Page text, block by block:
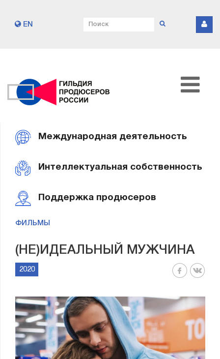
EN
Международная деятельность
Интеллектуальная собственность
Поддержка продюсеров
ФИЛЬМЫ
(НЕ)ИДЕАЛЬНЫЙ МУЖЧИНА
2020